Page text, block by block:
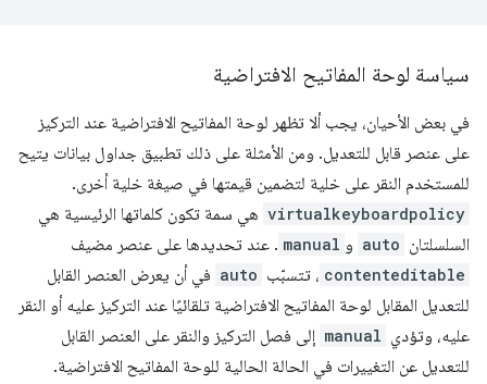
سياسة لوحة المفاتيح الافتراضية
في بعض الأحيان، يجب ألا تظهر لوحة المفاتيح الافتراضية عند التركيز
على عنصر قابل للتعديل. ومن الأمثلة على ذلك تطبيق جداول بيانات يتيح
للمستخدم النقر على خلية لتضمين قيمتها في صيغة خلية أخرى.
virtualkeyboardpolicy هي سمة تكون كلماتها الرئيسية هي
السلسلتان auto و manual . عند تحديدها على عنصر مضيف
contenteditable ، تتسبّب auto في أن يعرض العنصر القابل
للتعديل المقابل لوحة المفاتيح الافتراضية تلقائيًا عند التركيز عليه أو النقر
عليه، وتؤدي manual إلى فصل التركيز والنقر على العنصر القابل
للتعديل عن التغييرات في الحالة الحالية للوحة المفاتيح الافتراضية.